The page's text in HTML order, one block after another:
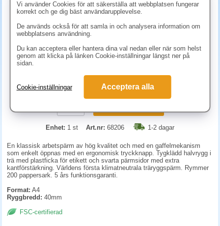
86.30 kr (inkl. moms)
Enhet: 1 st Art.nr: 68206 1-2 dagar
En klassisk arbetspärm av hög kvalitet och med en gaffelmekanism
som enkelt öppnas med en ergonomisk tryckknapp. Tygklädd halvrygg i
trä med plastficka för etikett och svarta pärmsidor med extra
kantförstärkning. Världens första klimatneutrala träryggspärm. Rymmer
200 pappersark. 5 års funktionsgaranti.
Format: A4
Ryggbredd: 40mm
FSC-certifierad
Vi använder Cookies för att säkerställa att webbplatsen fungerar
korrekt och ge dig bäst användarupplevelse.
De används också för att samla in och analysera information om
webbplatsens användning.
Du kan acceptera eller hantera dina val nedan eller när som helst
genom att klicka på länken Cookie-inställningar längst ner på
sidan.
Cookie-inställningar Acceptera alla